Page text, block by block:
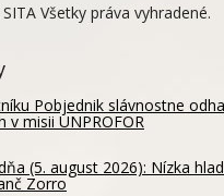
Všetky práva vyhradené.
Pobjednik slávnostne
v misii UNPROFOR
(5. august 2026): Nízka
Zorro